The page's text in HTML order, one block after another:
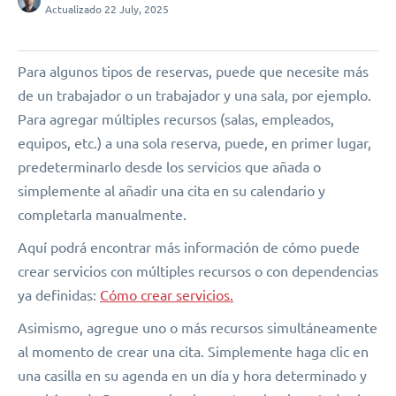
Actualizado 22 July, 2025
Para algunos tipos de reservas, puede que necesite más
de un trabajador o un trabajador y una sala, por ejemplo.
Para agregar múltiples recursos (salas, empleados,
equipos, etc.) a una sola reserva, puede, en primer lugar,
predeterminarlo desde los servicios que añada o
simplemente al añadir una cita en su calendario y
completarla manualmente.
Aquí podrá encontrar más información de cómo puede
crear servicios con múltiples recursos o con dependencias
ya definidas: Cómo crear servicios.
Asimismo, agregue uno o más recursos simultáneamente
al momento de crear una cita. Simplemente haga clic en
una casilla en su agenda en un día y hora determinado y